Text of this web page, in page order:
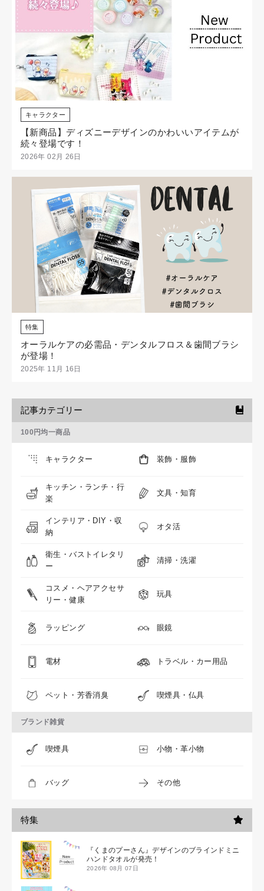
キャラクター
【新商品】ディズニーデザインのかわいいアイテムが
続々登場です！
2026年 02月 26日
特集
オーラルケアの必需品・デンタルフロス＆歯間ブラシ
が登場！
2025年 11月 16日
記事カテゴリー
100円均一商品
キャラクター 装飾・服飾
キッチン・ランチ・行
楽
文具・知育
インテリア・DIY・収
納
オタ活
衛生・バストイレタリ
ー
清掃・洗濯
コスメ・ヘアアクセサ
リー・健康
玩具
ラッピング 眼鏡
電材 トラベル・カー用品
ペット・芳香消臭 喫煙具・仏具
ブランド雑貨
喫煙具 小物・革小物
バッグ その他
特集
『くまのプーさん』デザインのブラインドミニ
ハンドタオルが発売！
2026年 08月 07日